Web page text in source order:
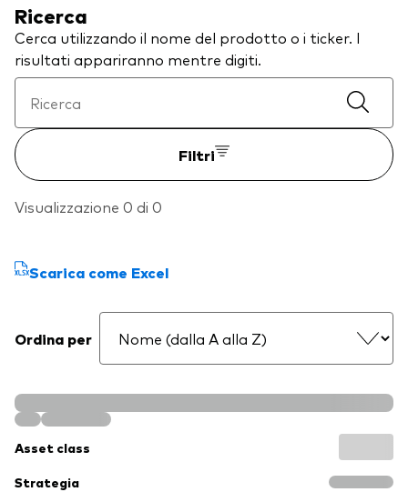
Ricerca
Cerca utilizzando il nome del prodotto o i ticker. I
risultati appariranno mentre digiti.
Filtri
Visualizzazione 0 di 0
Scarica come Excel
Ordina per
Asset class
Strategia